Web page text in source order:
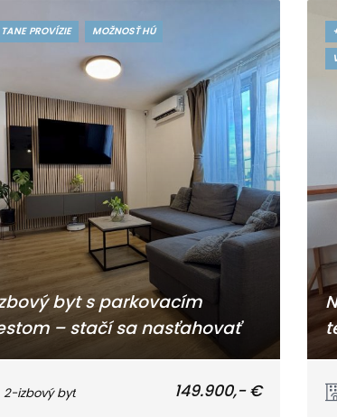
PROVÍZIE MOŽNOSŤ HÚ
byt s parkovacím
– stačí sa nasťahovať
2-izbový byt
149.900,- €